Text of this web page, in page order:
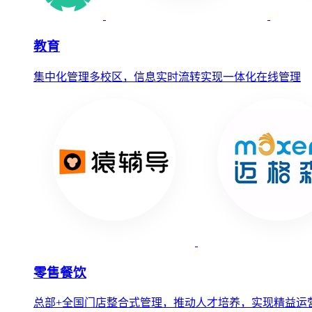
教育
集中化管理多校区，信息实时流转实现一体化在线管理
零售餐饮
总部+全国门店整合式管理，推动人才培养，实现精益运